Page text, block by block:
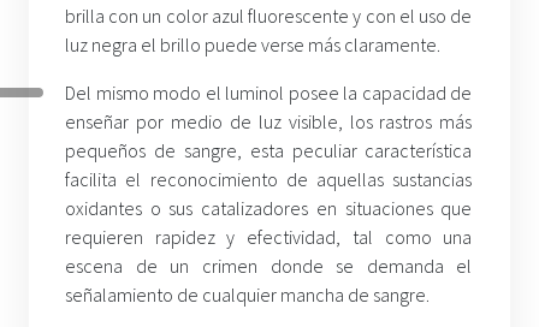
brilla con un color azul fluorescente y con el uso de
luz negra el brillo puede verse más claramente.
Del mismo modo el luminol posee la capacidad de
enseñar por medio de luz visible, los rastros más
pequeños de sangre, esta peculiar característica
facilita el reconocimiento de aquellas sustancias
oxidantes o sus catalizadores en situaciones que
requieren rapidez y efectividad, tal como una
escena de un crimen donde se demanda el
señalamiento de cualquier mancha de sangre.